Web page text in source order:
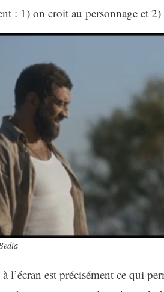
: 1) on croit au personnage et
l’écran est précisément ce qui